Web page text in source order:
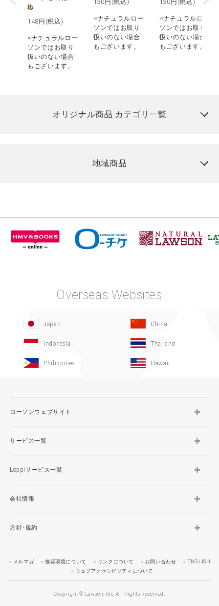
椒
148 円(税込)
※ナチュラルロー
ソンではお取り
扱いのない場合
もございます。
130 円(税込)
※ナチュラルロー
ソンではお取り
扱いのない場合
もございます。
130 円(税込)
※ナチュラルロー
ソンではお取り
扱いのない場合
もございます。
オリジナル商品 カテゴリ一覧
地域商品
Overseas Websites
Japan China
Indonesia Thailand
Philippines Hawaii
ローソンウェブサイト
サービス一覧
Loppiサービス一覧
会社情報
方針･規約
メルマガ 推奨環境について リンクについて お問い合わせ
ENGLISH
ウェブアクセシビリティについて
Copyright © Lawson, Inc. All Rights Reserved.